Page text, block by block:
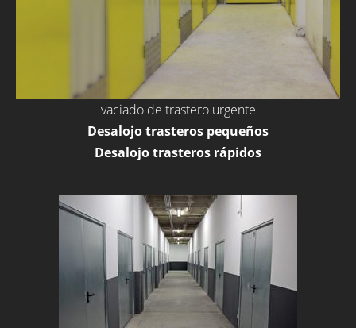
vaciado de trastero urgente
Desalojo trasteros pequeños
Desalojo trasteros rápidos